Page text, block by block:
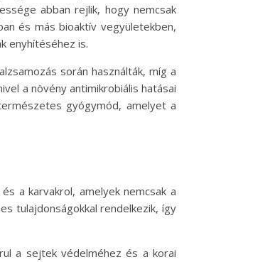
abban rejlik, hogy nemcsak
és más bioaktív vegyületekben,
enyhítéséhez is.
során használták, míg a
a növény antimikrobiális hatásai
gyógymód, amelyet a
a karvakrol, amelyek nemcsak a
tulajdonságokkal rendelkezik, így
a sejtek védelméhez és a korai